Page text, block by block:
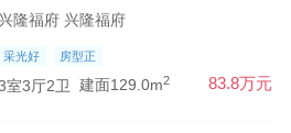
兴隆福府 兴隆福府
采光好 房型正
室3厅2卫 建面129.0m2 83.8万元